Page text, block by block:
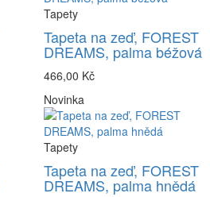
Tapety
Tapeta na zeď, FOREST
DREAMS, palma béžová
466,00 Kč
Novinka
Tapety
Tapeta na zeď, FOREST
DREAMS, palma hnědá